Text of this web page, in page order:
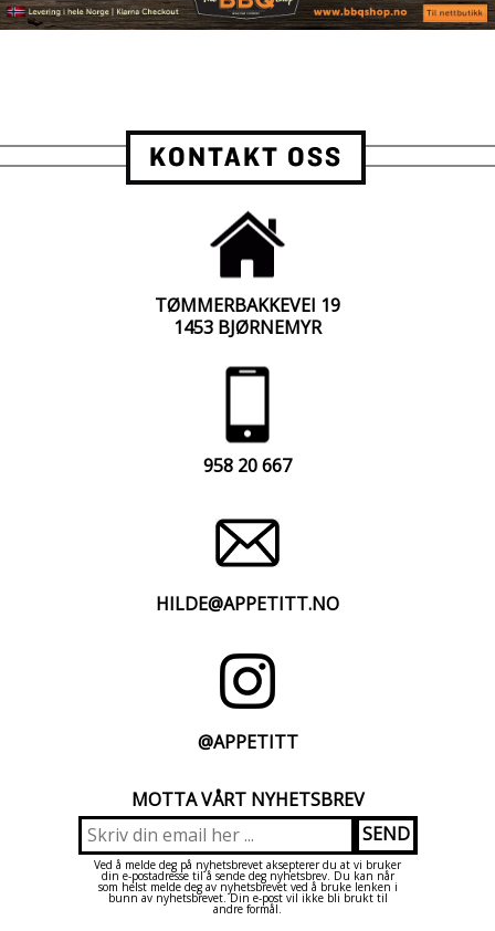
KONTAKT OSS
TØMMERBAKKEVEI 19
1453 BJØRNEMYR
958 20 667
HILDE@APPETITT.NO
@APPETITT
MOTTA VÅRT NYHETSBREV
Ved å melde deg på nyhetsbrevet aksepterer du at vi bruker
din e-postadresse til å sende deg nyhetsbrev. Du kan når
som helst melde deg av nyhetsbrevet ved å bruke lenken i
bunn av nyhetsbrevet. Din e-post vil ikke bli brukt til
andre formål.